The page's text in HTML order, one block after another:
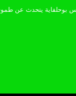
الحارس بوحلفاية